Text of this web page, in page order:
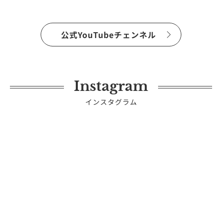
公式YouTubeチェンネル
Instagram
インスタグラム